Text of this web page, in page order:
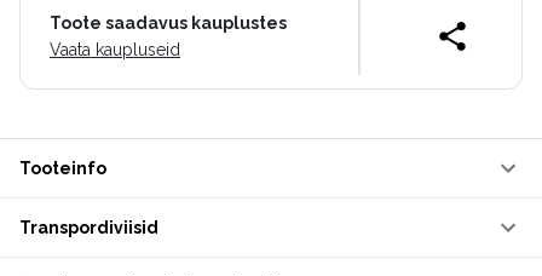
Toote saadavus kauplustes
Vaata kaupluseid
Tooteinfo
Transpordiviisid